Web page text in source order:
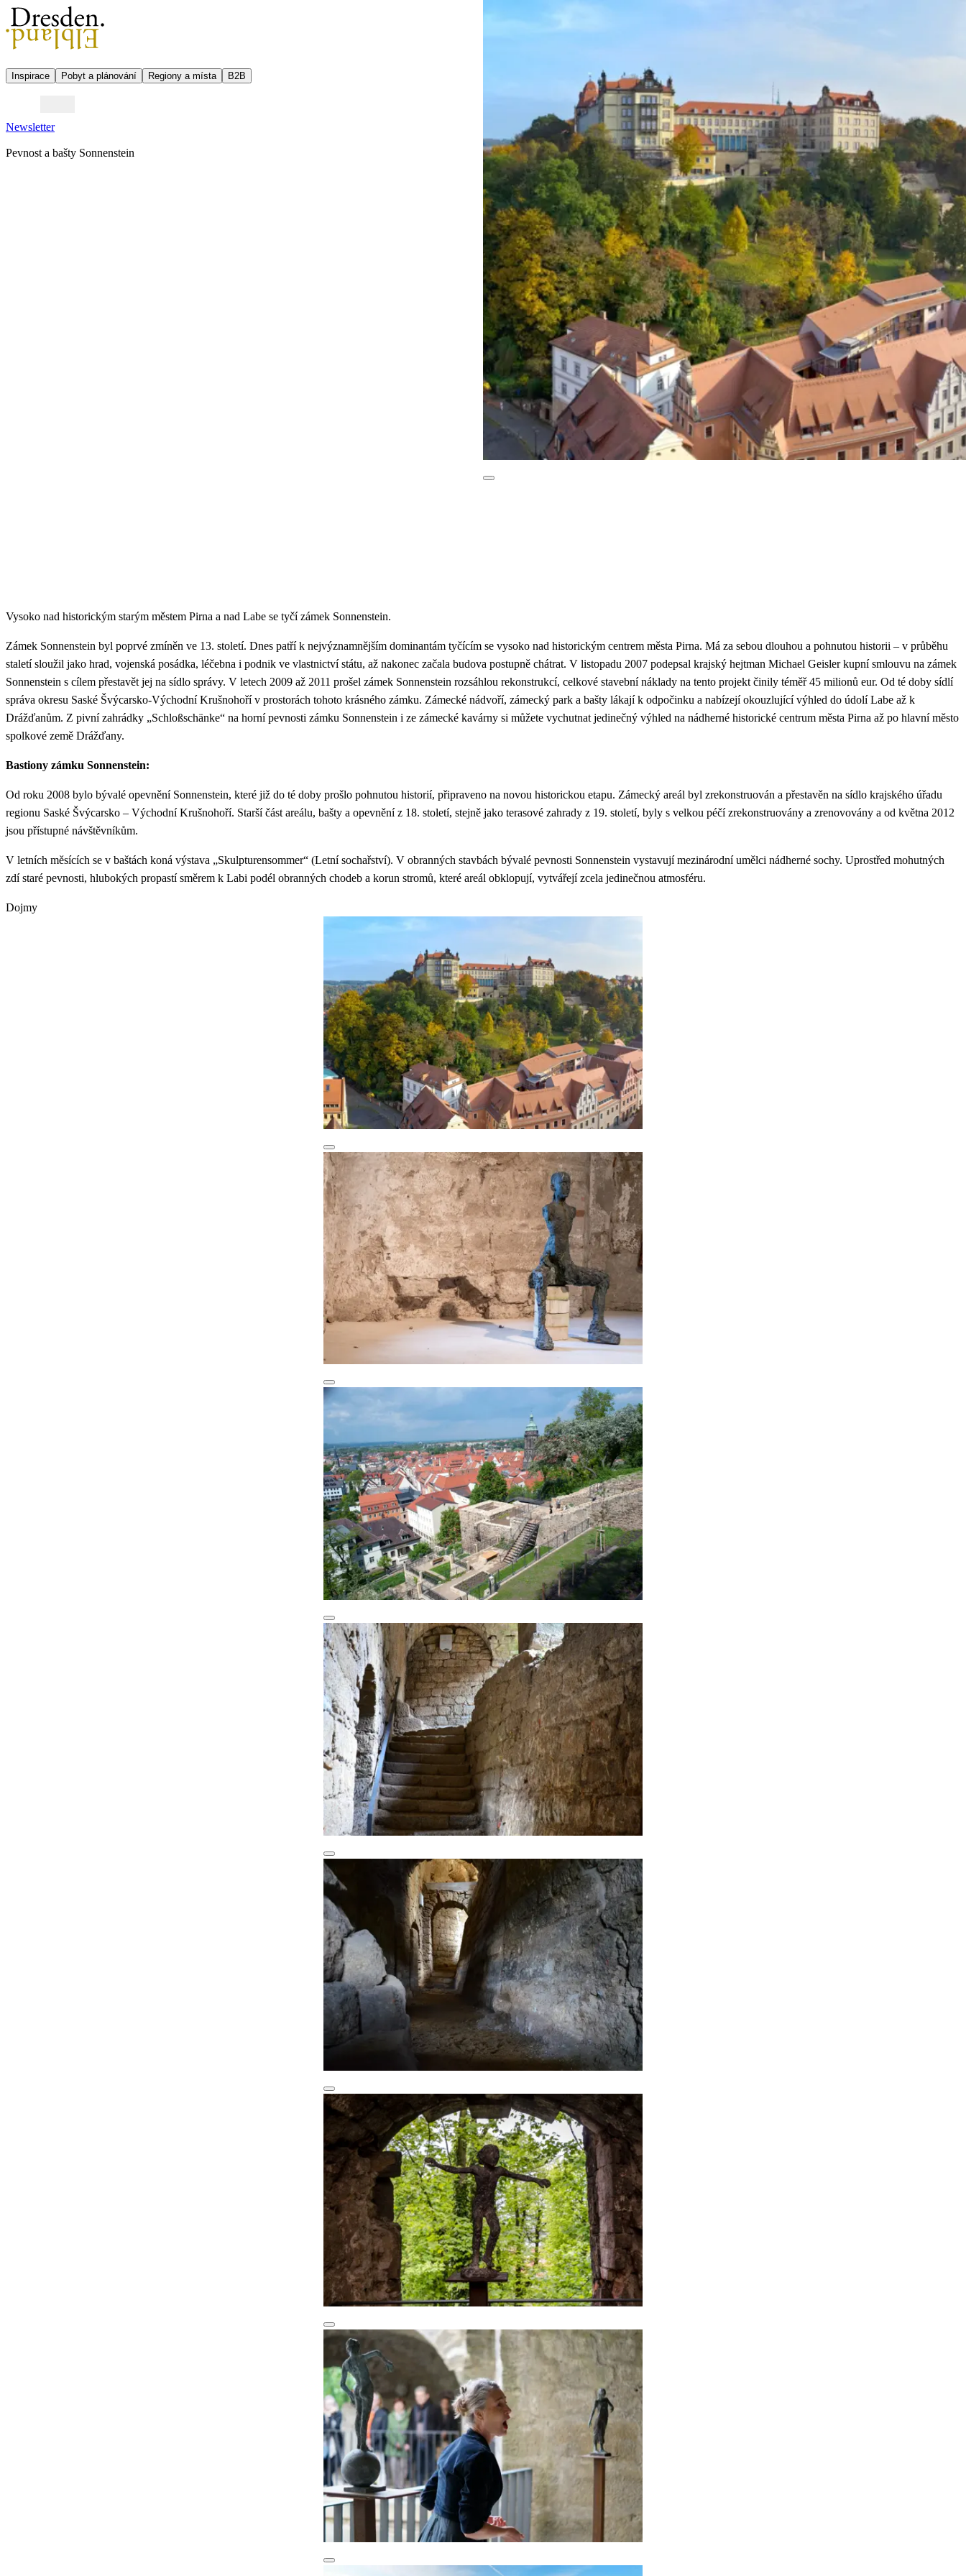
Inspirace Pobyt a plánování Regiony a místa B2B
Newsletter
Pevnost a bašty Sonnenstein
Vysoko nad historickým starým městem Pirna a nad Labe se tyčí zámek Sonnenstein.
Zámek Sonnenstein byl poprvé zmíněn ve 13. století. Dnes patří k nejvýznamnějším dominantám tyčícím se vysoko nad historickým centrem města Pirna. Má za sebou dlouhou a pohnutou historii – v průběhu
staletí sloužil jako hrad, vojenská posádka, léčebna i podnik ve vlastnictví státu, až nakonec začala budova postupně chátrat. V listopadu 2007 podepsal krajský hejtman Michael Geisler kupní smlouvu na zámek
Sonnenstein s cílem přestavět jej na sídlo správy. V letech 2009 až 2011 prošel zámek Sonnenstein rozsáhlou rekonstrukcí, celkové stavební náklady na tento projekt činily téměř 45 milionů eur. Od té doby sídlí
správa okresu Saské Švýcarsko-Východní Krušnohoří v prostorách tohoto krásného zámku. Zámecké nádvoří, zámecký park a bašty lákají k odpočinku a nabízejí okouzlující výhled do údolí Labe až k
Drážďanům. Z pivní zahrádky „Schloßschänke“ na horní pevnosti zámku Sonnenstein i ze zámecké kavárny si můžete vychutnat jedinečný výhled na nádherné historické centrum města Pirna až po hlavní město
spolkové země Drážďany.
Bastiony zámku Sonnenstein:
Od roku 2008 bylo bývalé opevnění Sonnenstein, které již do té doby prošlo pohnutou historií, připraveno na novou historickou etapu. Zámecký areál byl zrekonstruován a přestavěn na sídlo krajského úřadu
regionu Saské Švýcarsko – Východní Krušnohoří. Starší část areálu, bašty a opevnění z 18. století, stejně jako terasové zahrady z 19. století, byly s velkou péčí zrekonstruovány a zrenovovány a od května 2012
jsou přístupné návštěvníkům.
V letních měsících se v baštách koná výstava „Skulpturensommer“ (Letní sochařství). V obranných stavbách bývalé pevnosti Sonnenstein vystavují mezinárodní umělci nádherné sochy. Uprostřed mohutných
zdí staré pevnosti, hlubokých propastí směrem k Labi podél obranných chodeb a korun stromů, které areál obklopují, vytvářejí zcela jedinečnou atmosféru.
Dojmy